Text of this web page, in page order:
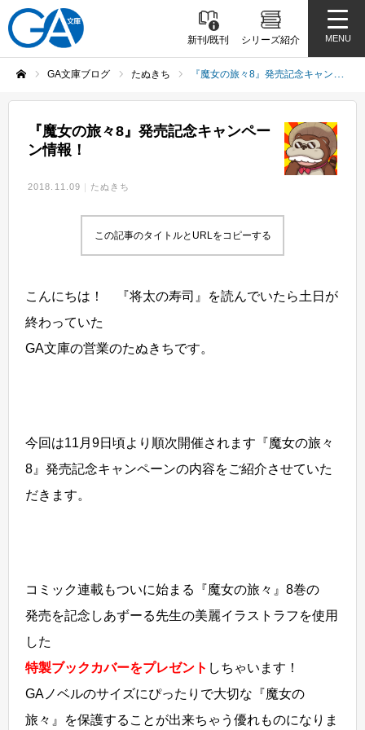
新刊/既刊 シリーズ紹介 MENU
GA文庫ブログ たぬきち 『魔女の旅々8』発売記念キャンペーン情報！
『魔女の旅々8』発売記念キャンペー
ン情報！
2018.11.09 たぬきち
この記事のタイトルとURLをコピーする
こんにちは！ 『将太の寿司』を読んでいたら土日が
終わっていた
GA文庫の営業のたぬきちです。
今回は11月9日頃より順次開催されます『魔女の旅々
8』発売記念キャンペーンの内容をご紹介させていた
だきます。
コミック連載もついに始まる『魔女の旅々』8巻の
発売を記念しあずーる先生の美麗イラストラフを使用
した
特製ブックカバーをプレゼント しちゃいます！
GAノベルのサイズにぴったりで大切な『魔女の
旅々』を保護することが出来ちゃう優れものになりま